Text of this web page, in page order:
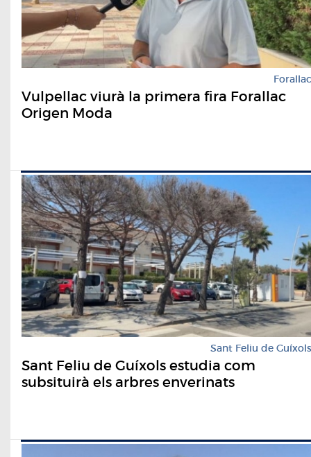
Forallac
Vulpellac viurà la primera fira Forallac
Origen Moda
Sant Feliu de Guíxols
Sant Feliu de Guíxols estudia com
subsituirà els arbres enverinats